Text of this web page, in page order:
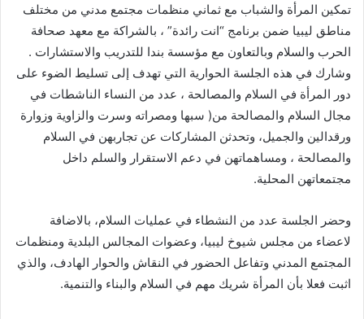
تمكين المرأة والشباب مع ثماني منظمات مجتمع مدني من مختلف
مناطق ليبيا ضمن برنامج “انت رائدة” ، بالشراكة مع معهد صحافة
الحرب والسلام وبالتعاون مع مؤسسة بندا للتدريب والاستشارات .
وشارك في هذه الجلسة الحوارية التي تهدف إلى تسليط الضوء على
دور المرأة في السلام والمصالحة ، عدد من النساء الناشطات في
مجال السلام والمصالحة من( سبها ومصراته وسرت والزاوية وزوارة
ورقدالين والجميل، وتحدثن المشاركات عن تجاربهن في السلام
والمصالحة ، ومساهماتهن في دعم الاستقرار والسلم داخل
مجتمعاتهن المحلية.
وحضر الجلسة عدد من النشطاء في عمليات السلام، بالاضافة
لاعضاء من مجلس شيوخ ليبيا، وعضوات المجالس البلدية ومنظمات
المجتمع المدني وتفاعل الحضور في النقاش والحوار الهادف، والذي
اثبت فعلا بأن المرأة شريك مهم في السلام والبناء والتنمية.